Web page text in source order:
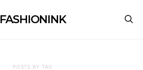
FASHIONINK
POSTS BY TAG